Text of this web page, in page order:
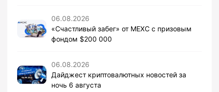
06.08.2026
«Счастливый забег» от MEXC с призовым
фондом $200 000
06.08.2026
Дайджест криптовалютных новостей за
ночь 6 августа